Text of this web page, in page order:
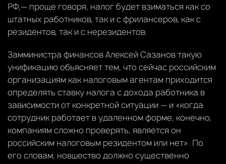
РФ,— проще говоря, налог будет взиматься как со
штатных работников, так и с фрилансеров, как с
резидентов, так и с нерезидентов.
Замминистра финансов Алексей Сазанов такую
унификацию объясняет тем, что сейчас российским
организациям как налоговым агентам приходится
определять ставку налога с дохода работника в
зависимости от конкретной ситуации — и «когда
сотрудник работает в удаленном форме, конечно,
компаниям сложно проверять, является он
российским налоговым резидентом или нет». По
его словам, новшество должно существенно